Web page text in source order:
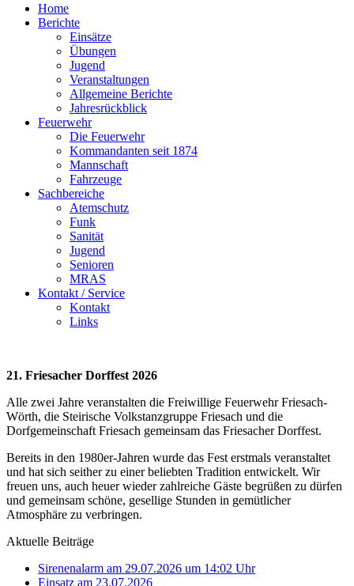
Home
Berichte
Einsätze
Übungen
Jugend
Veranstaltungen
Allgemeine Berichte
Jahresrückblick
Feuerwehr
Die Feuerwehr
Kommandanten seit 1874
Mannschaft
Fahrzeuge
Sachbereiche
Atemschutz
Funk
Sanität
Jugend
Senioren
MRAS
Kontakt / Service
Kontakt
Links
21. Friesacher Dorffest 2026
Alle zwei Jahre veranstalten die Freiwillige Feuerwehr Friesach-
Wörth, die Steirische Volkstanzgruppe Friesach und die
Dorfgemeinschaft Friesach gemeinsam das Friesacher Dorffest.
Bereits in den 1980er-Jahren wurde das Fest erstmals veranstaltet
und hat sich seither zu einer beliebten Tradition entwickelt. Wir
freuen uns, auch heuer wieder zahlreiche Gäste begrüßen zu dürfen
und gemeinsam schöne, gesellige Stunden in gemütlicher
Atmosphäre zu verbringen.
Aktuelle Beiträge
Sirenenalarm am 29.07.2026 um 14:02 Uhr
Einsatz am 23.07.2026